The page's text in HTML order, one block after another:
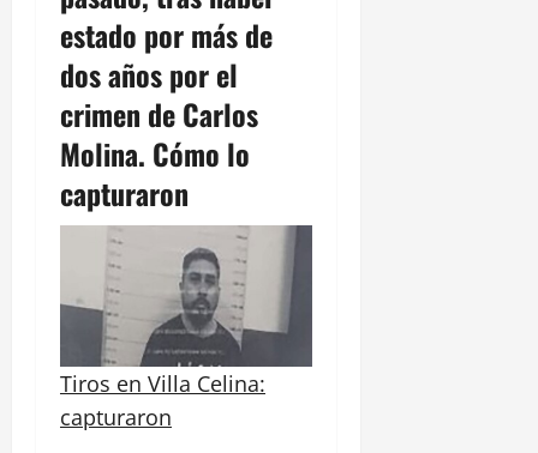
estado por más de
dos años por el
crimen de Carlos
Molina. Cómo lo
capturaron
Tiros en Villa Celina:
capturaron